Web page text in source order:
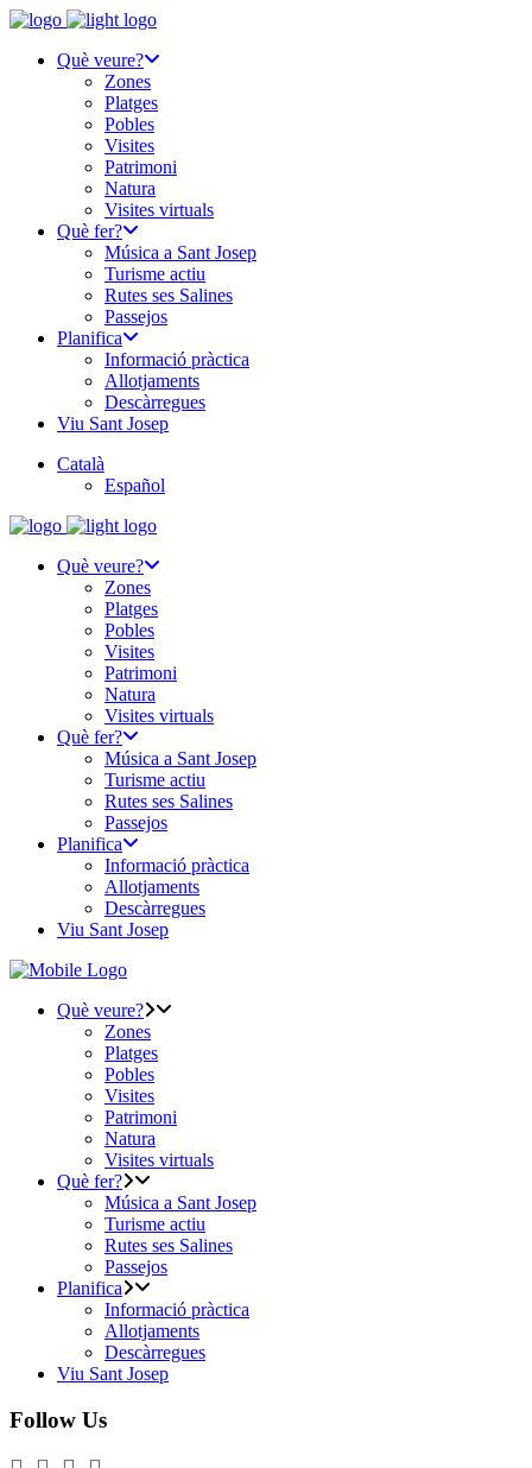
Què veure?
Zones
Platges
Pobles
Visites
Patrimoni
Natura
Visites virtuals
Què fer?
Música a Sant Josep
Turisme actiu
Rutes ses Salines
Passejos
Planifica
Informació pràctica
Allotjaments
Descàrregues
Viu Sant Josep
Català
Español
Què veure?
Zones
Platges
Pobles
Visites
Patrimoni
Natura
Visites virtuals
Què fer?
Música a Sant Josep
Turisme actiu
Rutes ses Salines
Passejos
Planifica
Informació pràctica
Allotjaments
Descàrregues
Viu Sant Josep
Què veure?
Zones
Platges
Pobles
Visites
Patrimoni
Natura
Visites virtuals
Què fer?
Música a Sant Josep
Turisme actiu
Rutes ses Salines
Passejos
Planifica
Informació pràctica
Allotjaments
Descàrregues
Viu Sant Josep
Follow Us